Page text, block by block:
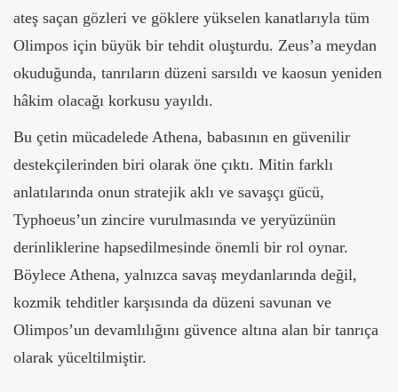
ateş saçan gözleri ve göklere yükselen kanatlarıyla tüm
Olimpos için büyük bir tehdit oluşturdu. Zeus’a meydan
okuduğunda, tanrıların düzeni sarsıldı ve kaosun yeniden
hâkim olacağı korkusu yayıldı.
Bu çetin mücadelede Athena, babasının en güvenilir
destekçilerinden biri olarak öne çıktı. Mitin farklı
anlatılarında onun stratejik aklı ve savaşçı gücü,
Typhoeus’un zincire vurulmasında ve yeryüzünün
derinliklerine hapsedilmesinde önemli bir rol oynar.
Böylece Athena, yalnızca savaş meydanlarında değil,
kozmik tehditler karşısında da düzeni savunan ve
Olimpos’un devamlılığını güvence altına alan bir tanrıça
olarak yüceltilmiştir.